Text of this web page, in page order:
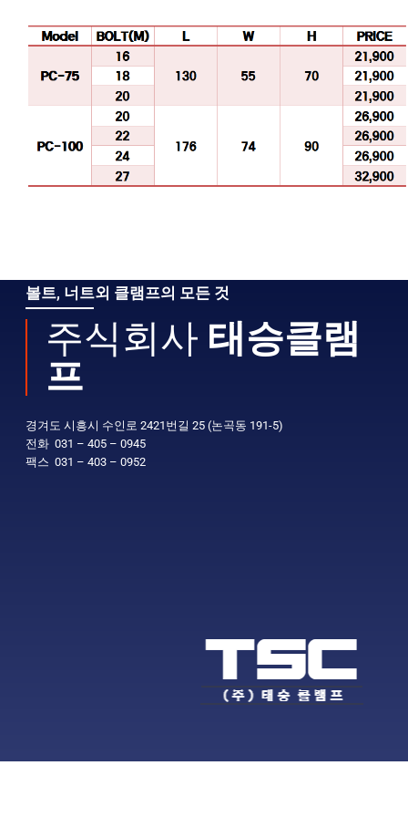
볼트, 너트외 클램프의 모든 것
주식회사 태승클램
프
경겨도 시흥시 수인로 2421번길 25 (논곡동 191-5)
전화 031 – 405 – 0945
팩스 031 – 403 – 0952